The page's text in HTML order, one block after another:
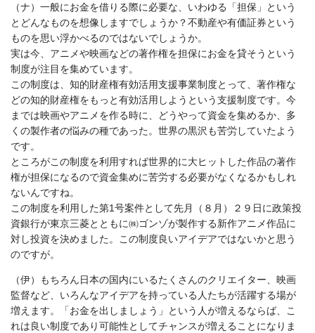
（ナ）一般にお金を借りる際に必要な、いわゆる「担保」という
とどんなものを想像しますでしょうか？不動産や有価証券という
ものを思い浮かべるのではないでしょうか。
実は今、アニメや映画などの著作権を担保にお金を貸そうという
制度が注目を集めています。
この制度は、知的財産権有効活用支援事業制度とって、著作権な
どの知的財産権をもっと有効活用しようという支援制度です。今
までは映画やアニメを作る時に、どうやって資金を集めるか、多
くの製作者の悩みの種であった。世界の黒沢も苦労していたよう
です。
ところがこの制度を利用すれば世界的に大ヒットした作品の著作
権が担保になるので資金集めに苦労する必要がなくなるかもしれ
ないんですね。
この制度を利用した第1号案件として先月（８月）２９日に政策投
資銀行が東京三菱とともに㈱ゴンゾが製作する新作アニメ作品に
対し投資を決めました。この制度良いアイデアではないかと思う
のですが。
（伊）もちろん日本の国内にいるたくさんのクリエイター、映画
監督など、いろんなアイデアを持っている人たちが活躍する場が
増えます。「お金を出しましょう」という人が増えるならば、こ
れは良い制度であり可能性としてチャンスが増えることになりま